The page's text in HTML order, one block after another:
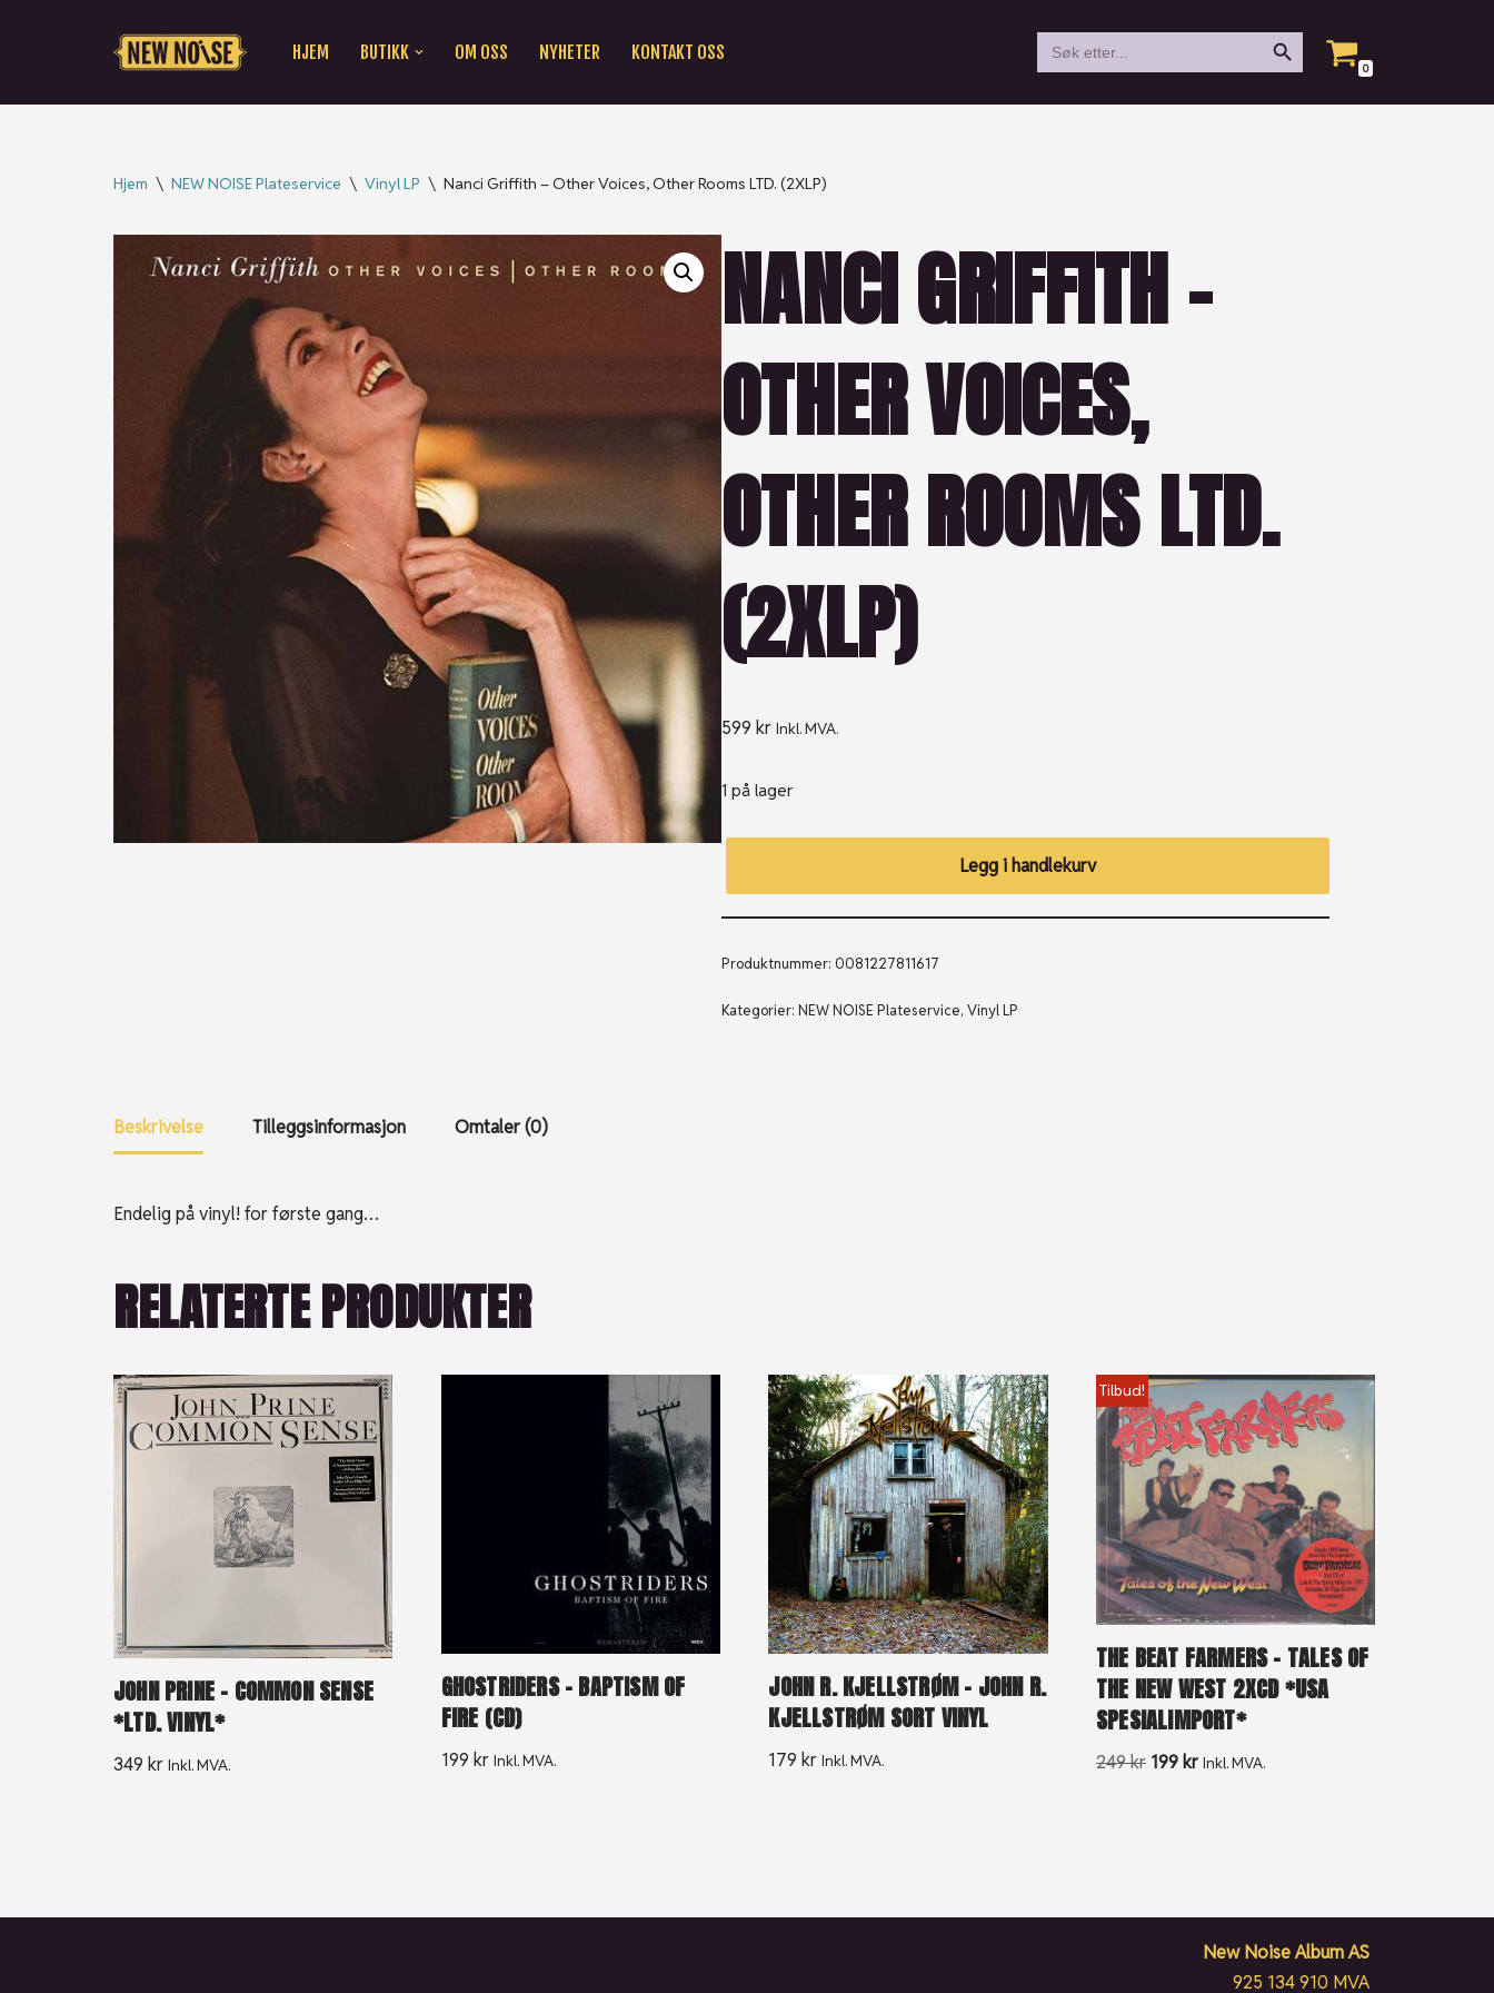
HJEM BUTIKK OM OSS NYHETER KONTAKT OSS
Search
for:
Search Button
0
Hjem \ NEW NOISE Plateservice \ Vinyl LP \ Nanci Griffith – Other Voices, Other Rooms LTD. (2XLP)
NANCI GRIFFITH –
OTHER VOICES,
OTHER ROOMS LTD.
(2XLP)
599 kr Inkl. MVA.
1 på lager
Legg i handlekurv
Produktnummer:0081227811617
Kategorier:NEW NOISE Plateservice,Vinyl LP
Beskrivelse Tilleggsinformasjon Omtaler (0)
Endelig på vinyl! for første gang…
RELATERTE PRODUKTER
JOHN PRINE – COMMON SENSE
*LTD. VINYL*
349 kr Inkl. MVA.
GHOSTRIDERS – BAPTISM OF
FIRE (CD)
199 kr Inkl. MVA.
JOHN R. KJELLSTRØM – JOHN R.
KJELLSTRØM SORT VINYL
179kr Inkl. MVA.
Tilbud!
THE BEAT FARMERS – TALES OF
THE NEW WEST 2XCD *USA
SPESIALIMPORT*
249kr 199kr Inkl. MVA.
New Noise Album AS
925 134 910 MVA